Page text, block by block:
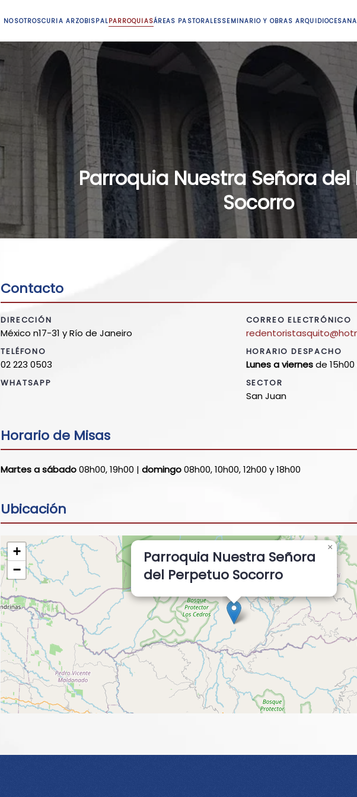
NOSOTROSCURIA ARZOBISPALPARROQUIASÁREAS PASTORALESSEMINARIO Y OBRAS
Parroquia Nuestra Señora del
Socorro
Contacto
DIRECCIÓN
México n17-31 y Río de Janeiro
TELÉFONO
02 223 0503
WHATSAPP
CORREO ELECTRÓNICO
HORARIO DESPACHO
Lunes a viernesde 15h00
SECTOR
San Juan
Horario de Misas
Martes a sábado08h00, 19h00 | domingo08h00, 10h00, 12h00 y 18h00
Ubicación
Parroquia Nuestra Señora
del Perpetuo Socorro
×
+
−